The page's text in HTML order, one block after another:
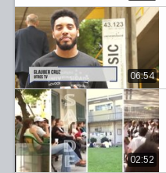
06:54
02:52